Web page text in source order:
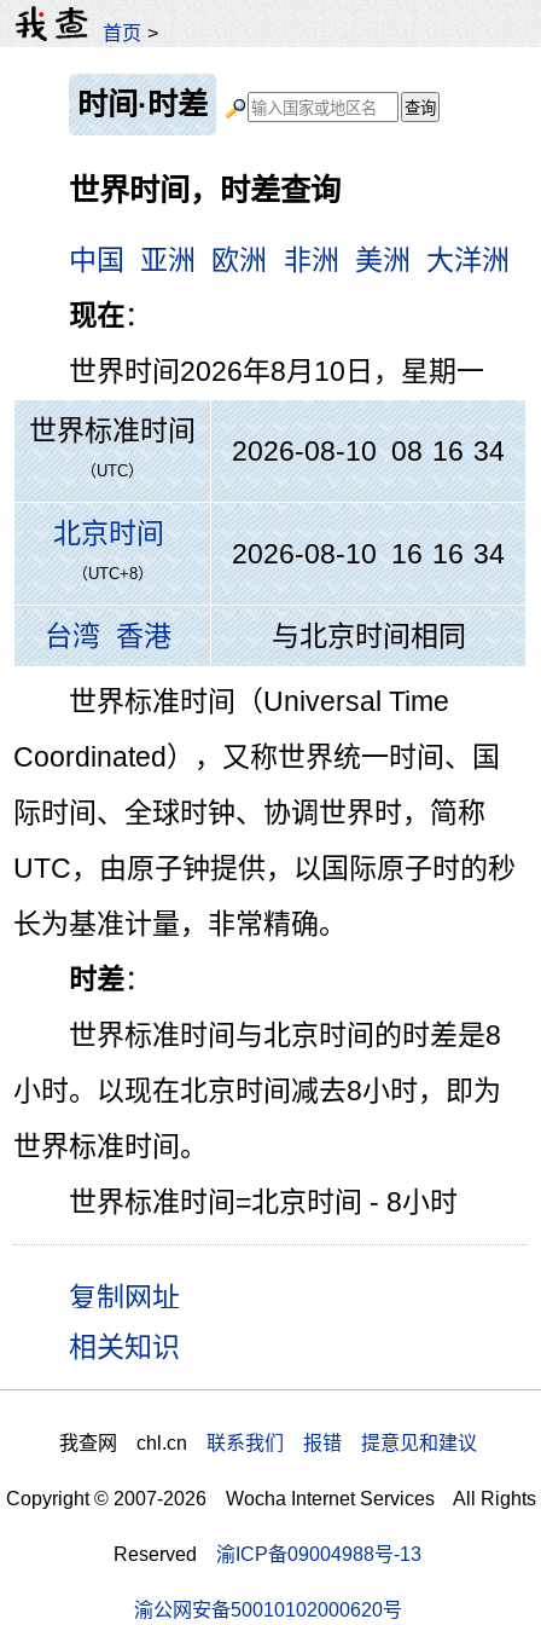
首页 >
时间·时差
世界时间，时差查询
中国 亚洲 欧洲 非洲 美洲
大洋洲
现在：
世界时间2026年8月10日，星期一
世界标准时间
（UTC）
2026-08-10 08 16 34
北京时间
（UTC+8）
2026-08-10 16 16 34
台湾 香港 与北京时间相同
世界标准时间（Universal Time
Coordinated），又称世界统一时间、国
际时间、全球时钟、协调世界时，简称
UTC，由原子钟提供，以国际原子时的秒
长为基准计量，非常精确。
时差：
世界标准时间与北京时间的时差是8
小时。以现在北京时间减去8小时，即为
世界标准时间。
世界标准时间=北京时间 - 8小时
相关知识
我查网 chl.cn 联系我们 报错 提意见和建议
Copyright © 2007-2026 Wocha Internet Services All Rights
Reserved 渝ICP备09004988号-13
渝公网安备50010102000620号